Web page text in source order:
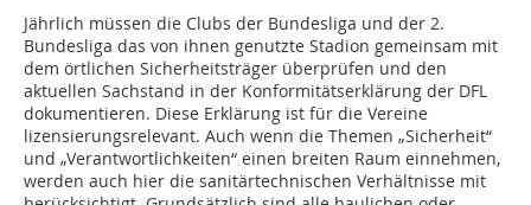
Jährlich müssen die Clubs der Bundesliga und der 2.
Bundesliga das von ihnen genutzte Stadion gemeinsam mit
dem örtlichen Sicherheitsträger überprüfen und den
aktuellen Sachstand in der Konformitätserklärung der DFL
dokumentieren. Diese Erklärung ist für die Vereine
lizensierungsrelevant. Auch wenn die Themen „Sicherheit“
und „Verantwortlichkeiten“ einen breiten Raum einnehmen,
werden auch hier die sanitärtechnischen Verhältnisse mit